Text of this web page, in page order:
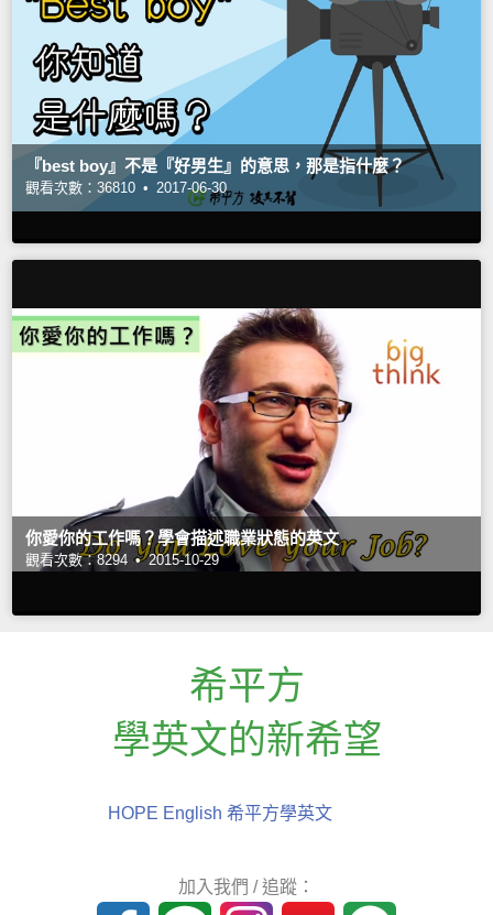
『best boy』不是『好男生』的意思，那是指什麼？
觀看次數：36810 • 2017-06-30
你愛你的工作嗎？學會描述職業狀態的英文
觀看次數：8294 • 2015-10-29
希平方
學英文的新希望
HOPE English 希平方學英文
加入我們 / 追蹤：